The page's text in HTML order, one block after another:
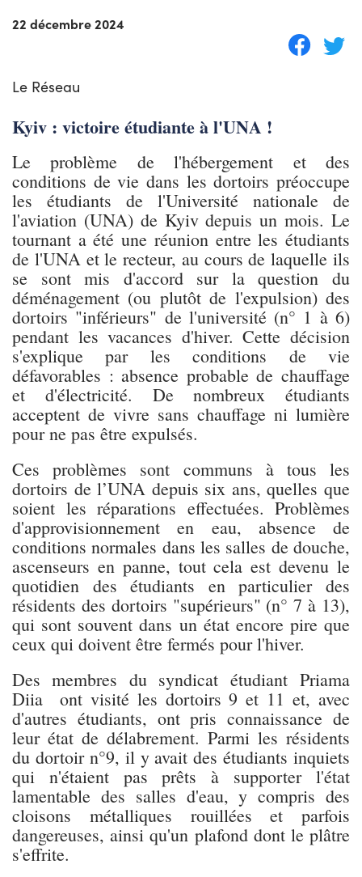
22 décembre 2024
Le Réseau
Kyiv : victoire étudiante à l'UNA !
Le problème de l'hébergement et des
conditions de vie dans les dortoirs préoccupe
les étudiants de l'Université nationale de
l'aviation (UNA) de Kyiv depuis un mois. Le
tournant a été une réunion entre les étudiants
de l'UNA et le recteur, au cours de laquelle ils
se sont mis d'accord sur la question du
déménagement (ou plutôt de l'expulsion) des
dortoirs "inférieurs" de l'université (n° 1 à 6)
pendant les vacances d'hiver. Cette décision
s'explique par les conditions de vie
défavorables : absence probable de chauffage
et d'électricité. De nombreux étudiants
acceptent de vivre sans chauffage ni lumière
pour ne pas être expulsés.
Ces problèmes sont communs à tous les
dortoirs de l’UNA depuis six ans, quelles que
soient les réparations effectuées. Problèmes
d'approvisionnement en eau, absence de
conditions normales dans les salles de douche,
ascenseurs en panne, tout cela est devenu le
quotidien des étudiants en particulier des
résidents des dortoirs "supérieurs" (n° 7 à 13),
qui sont souvent dans un état encore pire que
ceux qui doivent être fermés pour l'hiver.
Des membres du syndicat étudiant Priama
Diia ont visité les dortoirs 9 et 11 et, avec
d'autres étudiants, ont pris connaissance de
leur état de délabrement. Parmi les résidents
du dortoir n°9, il y avait des étudiants inquiets
qui n'étaient pas prêts à supporter l'état
lamentable des salles d'eau, y compris des
cloisons métalliques rouillées et parfois
dangereuses, ainsi qu'un plafond dont le plâtre
s'effrite.